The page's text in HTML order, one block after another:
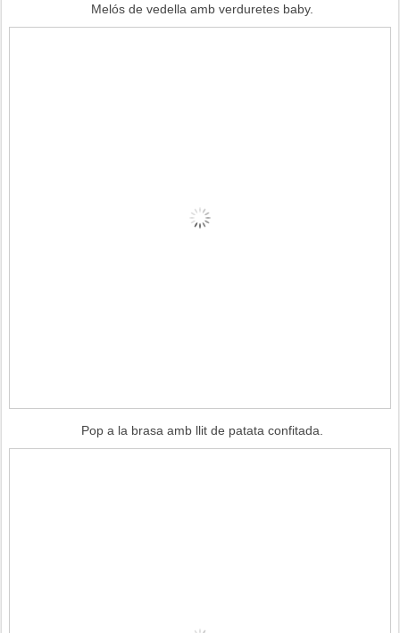
Melós de vedella amb verduretes baby.
Pop a la brasa amb llit de patata confitada.